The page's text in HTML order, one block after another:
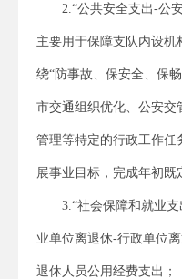
2.“公共安全支出-公
主要用于保障支队内设机
绕“防事故、保安全、保
市交通组织优化、公安交
管理等特定的行政工作任
展事业目标，完成年初既
3.“社会保障和就业
业单位离退休-行政单位
退休人员公用经费支出；